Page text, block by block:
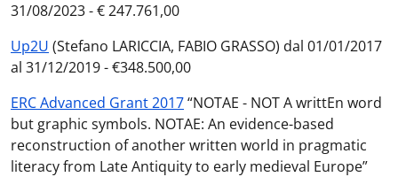
31/08/2023 - € 247.761,00
Up2U (Stefano LARICCIA, FABIO GRASSO) dal 01/01/2017
al 31/12/2019 - €348.500,00
ERC Advanced Grant 2017“NOTAE - NOT A writtEn word
but graphic symbols. NOTAE: An evidence-based
reconstruction of another written world in pragmatic
literacy from Late Antiquity to early medieval Europe”